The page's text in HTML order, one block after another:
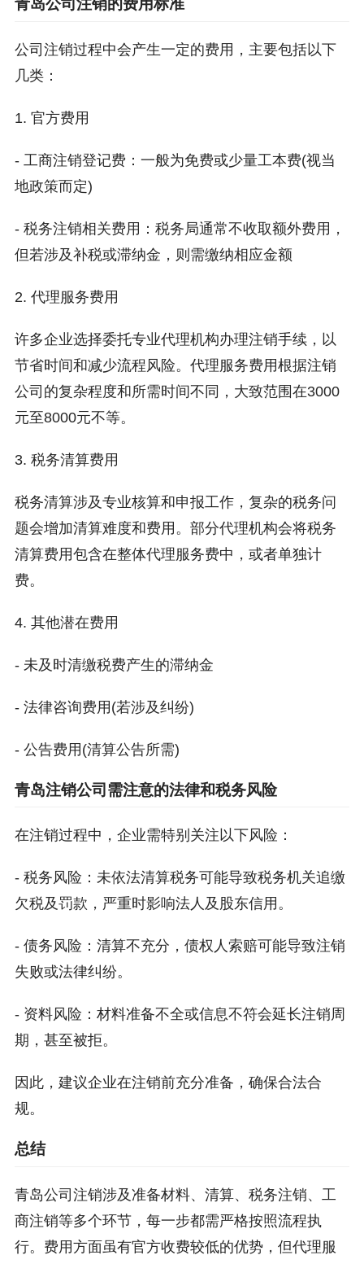
青岛公司注销的费用标准
公司注销过程中会产生一定的费用，主要包括以下
几类：
1. 官方费用
- 工商注销登记费：一般为免费或少量工本费(视当
地政策而定)
- 税务注销相关费用：税务局通常不收取额外费用，
但若涉及补税或滞纳金，则需缴纳相应金额
2. 代理服务费用
许多企业选择委托专业代理机构办理注销手续，以
节省时间和减少流程风险。代理服务费用根据注销
公司的复杂程度和所需时间不同，大致范围在3000
元至8000元不等。
3. 税务清算费用
税务清算涉及专业核算和申报工作，复杂的税务问
题会增加清算难度和费用。部分代理机构会将税务
清算费用包含在整体代理服务费中，或者单独计
费。
4. 其他潜在费用
- 未及时清缴税费产生的滞纳金
- 法律咨询费用(若涉及纠纷)
- 公告费用(清算公告所需)
青岛注销公司需注意的法律和税务风险
在注销过程中，企业需特别关注以下风险：
- 税务风险：未依法清算税务可能导致税务机关追缴
欠税及罚款，严重时影响法人及股东信用。
- 债务风险：清算不充分，债权人索赔可能导致注销
失败或法律纠纷。
- 资料风险：材料准备不全或信息不符会延长注销周
期，甚至被拒。
因此，建议企业在注销前充分准备，确保合法合
规。
总结
青岛公司注销涉及准备材料、清算、税务注销、工
商注销等多个环节，每一步都需严格按照流程执
行。费用方面虽有官方收费较低的优势，但代理服